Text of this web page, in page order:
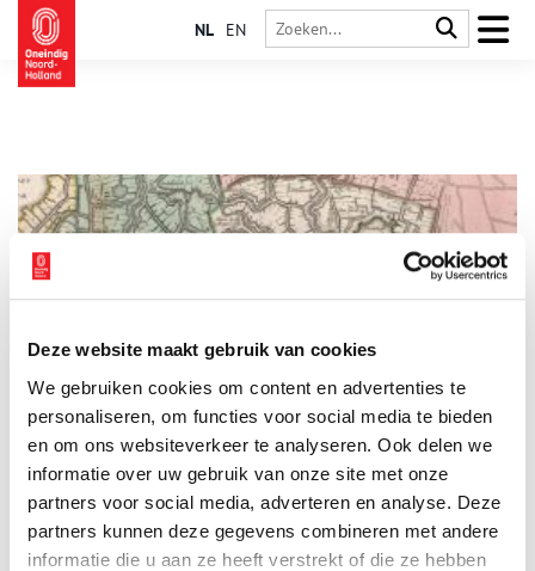
Deze website maakt gebruik van cookies
We gebruiken cookies om content en advertenties te
personaliseren, om functies voor social media te bieden
en om ons websiteverkeer te analyseren. Ook delen we
informatie over uw gebruik van onze site met onze
partners voor social media, adverteren en analyse. Deze
partners kunnen deze gegevens combineren met andere
informatie die u aan ze heeft verstrekt of die ze hebben
NL EN
van Alva
In 1575 vervaardigde Joost Jansz Beeldsnijder in opdracht van
de hertog van Alva een grootschalige kaart van het
noordelijke deel van Holland. De kaart moest de Spaanse
troepen de weg wijzen in het onherbergzame, waterrijke
gebied.